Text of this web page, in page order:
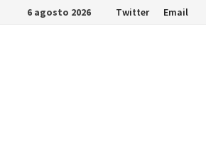
Saltar6 agosto 2026 Twitter Email